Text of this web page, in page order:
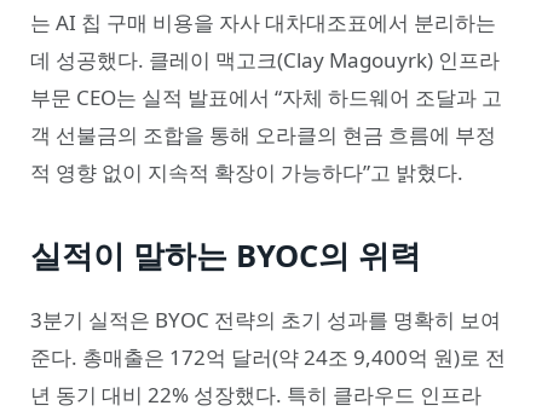
는 AI 칩 구매 비용을 자사 대차대조표에서 분리하는
데 성공했다. 클레이 맥고크(Clay Magouyrk) 인프라
부문 CEO는 실적 발표에서 “자체 하드웨어 조달과 고
객 선불금의 조합을 통해 오라클의 현금 흐름에 부정
적 영향 없이 지속적 확장이 가능하다”고 밝혔다.
실적이 말하는 BYOC의 위력
3분기 실적은 BYOC 전략의 초기 성과를 명확히 보여
준다. 총매출은 172억 달러(약 24조 9,400억 원)로 전
년 동기 대비 22% 성장했다. 특히 클라우드 인프라